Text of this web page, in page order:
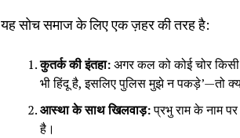
यह सोच समाज के लिए एक ज़हर की तरह है:
कुतर्क की इंतहा:अगर कल को कोई चोर
भी हिंदू है, इसलिए पुलिस मुझे न पकड़े’—तो
आस्था के साथ खिलवाड़:प्रभु राम के नाम
है।